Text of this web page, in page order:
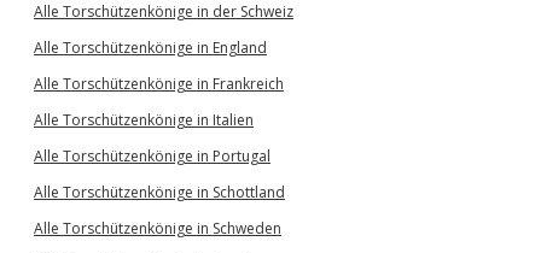
Alle Torschützenkönige in der Schweiz
Alle Torschützenkönige in England
Alle Torschützenkönige in Frankreich
Alle Torschützenkönige in Italien
Alle Torschützenkönige in Portugal
Alle Torschützenkönige in Schottland
Alle Torschützenkönige in Schweden